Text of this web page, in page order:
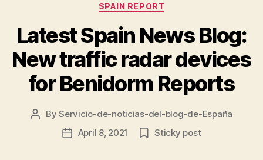
SPAIN REPORT
Latest Spain News Blog:
New traffic radar devices
for Benidorm Reports
PostByServicio-de-noticias-del-blog-de-España
PostApril 8, 2021 Sticky post